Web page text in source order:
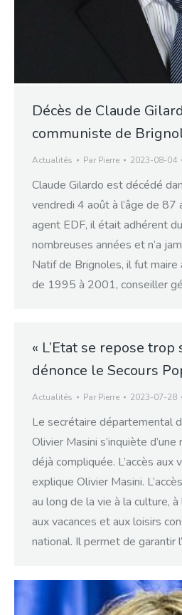
Décès de Claude
communiste de
Actualités Par Pierre 2023-08-04
Claude Gilardo est décédé
vendredi 4 août à l’âge de 87
agent EDF, il était adhérent
nombreuses années et n’a
Natif de Brignoles, il fut
de 1995 à 2001, conseiller
« L’Etat se repose trop
dénonce le Secours
Actualités Par Pierre 2023-07-28
Le secrétaire départemental
Olivier Masini s’inquiète
déjà compliquée. L’accès aux
explique Olivier Masini.
au long de la vie à la culture,
aux vacances et aux loisirs
national. Il permet de garantir